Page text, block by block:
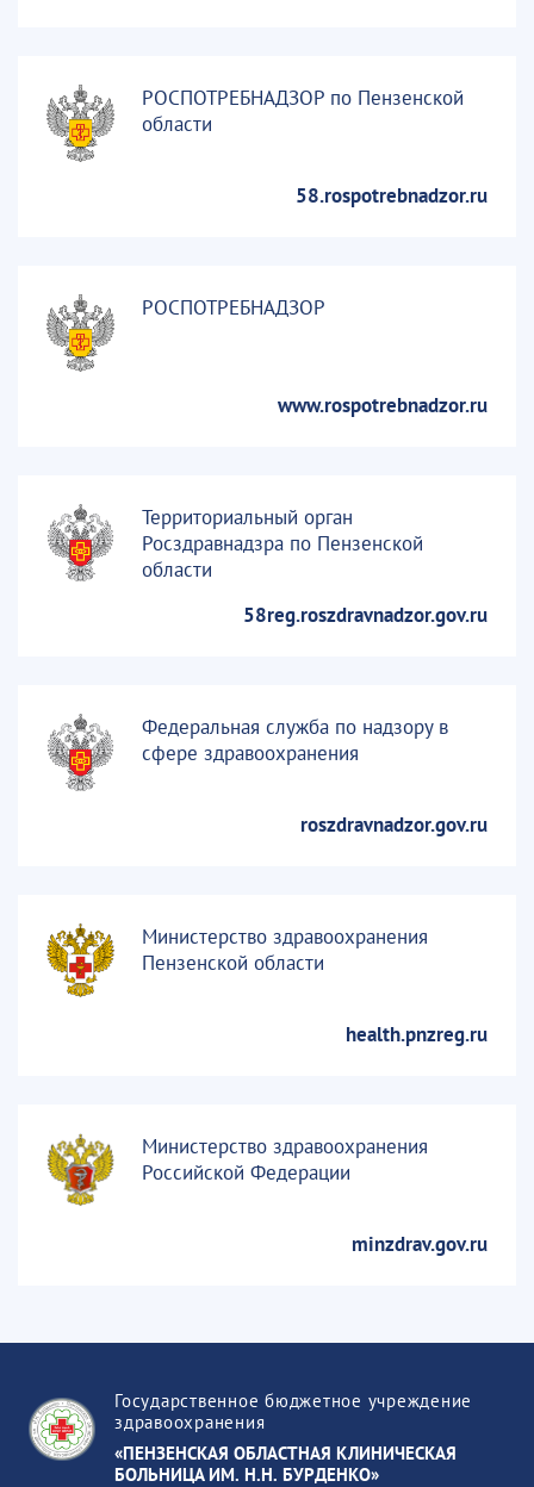
РОСПОТРЕБНАДЗОР по Пензенской
области
58.rospotrebnadzor.ru
РОСПОТРЕБНАДЗОР
www.rospotrebnadzor.ru
Территориальный орган
Росздравнадзра по Пензенской
области
58reg.roszdravnadzor.gov.ru
Федеральная служба по надзору в
сфере здравоохранения
roszdravnadzor.gov.ru
Министерство здравоохранения
Пензенской области
health.pnzreg.ru
Министерство здравоохранения
Российской Федерации
minzdrav.gov.ru
Государственное бюджетное учреждение
здравоохранения
«ПЕНЗЕНСКАЯ ОБЛАСТНАЯ КЛИНИЧЕСКАЯ
БОЛЬНИЦА ИМ. Н.Н. БУРДЕНКО»